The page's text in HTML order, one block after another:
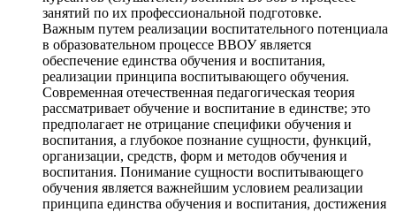
занятий по их профессиональной подготовке.
Важным путем реализации воспитательного потенциала
в образовательном процессе ВВОУ является
обеспечение единства обучения и воспитания,
реализации принципа воспитывающего обучения.
Современная отечественная педагогическая теория
рассматривает обучение и воспитание в единстве; это
предполагает не отрицание специфики обучения и
воспитания, а глубокое познание сущности, функций,
организации, средств, форм и методов обучения и
воспитания. Понимание сущности воспитывающего
обучения является важнейшим условием реализации
принципа единства обучения и воспитания, достижения